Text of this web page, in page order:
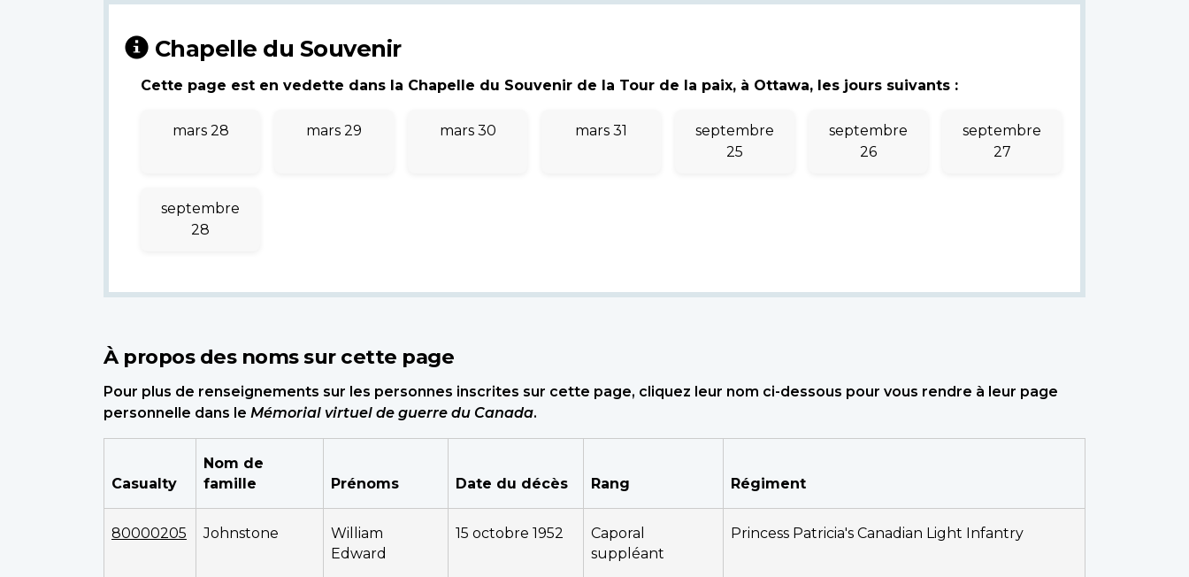
Chapelle du Souvenir
Cette page est en vedette dans la Chapelle du Souvenir de la Tour de la paix, à Ottawa, les jours suivants :
mars 28 mars 29 mars 30 mars 31
septembre
25
septembre
26
septembre
27
septembre
28
À propos des noms sur cette page
Pour plus de renseignements sur les personnes inscrites sur cette page, cliquez leur nom ci-dessous pour vous rendre à leur page
personnelle dans le Mémorial virtuel de guerre du Canada.
Casualty
Nom de
famille
Prénoms Date du décès Rang Régiment
80000205 Johnstone
William
Edward
15 octobre 1952
Caporal
suppléant
Princess Patricia's Canadian Light Infantry